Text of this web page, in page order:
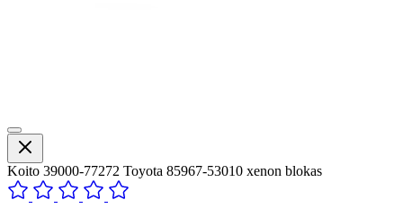
Koito 39000-77272 Toyota 85967-53010 xenon blokas